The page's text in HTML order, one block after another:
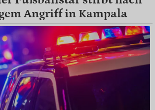
Angriff in Kampala